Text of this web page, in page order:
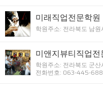
미래직업전문학원
학원주소: 전라북도 남원
미앤지뷰티직업전
학원주소: 전라북도 군산
전화번호: 063-445-